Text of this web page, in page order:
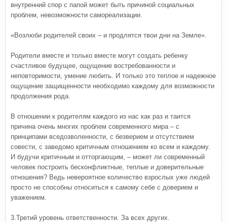
внутренний спор с папой может быть причиной социальных
проблем, невозможности самореализации.
«Возлюби родителей своих – и продлятся твои дни на Земле».
Родители вместе и только вместе могут создать ребенку
счастливое будущее, ощущение востребованности и
неповторимости, умение любить. И только это теплое и надежное
ощущение защищенности необходимо каждому для возможности
продолжения рода.
В отношении к родителям каждого из нас как раз и таится
причина очень многих проблем современного мира – с
принципами вседозволенности, с безверием и отсутствием
совести, с заведомо критичным отношением ко всем и каждому.
И будучи критичным и отторгающим, – может ли современный
человек построить бесконфликтные, теплые и доверительные
отношения? Ведь невероятное количество взрослых уже людей
просто не способны относиться к самому себе с доверием и
уважением.
3.Третий уровень ответственности. За всех других.